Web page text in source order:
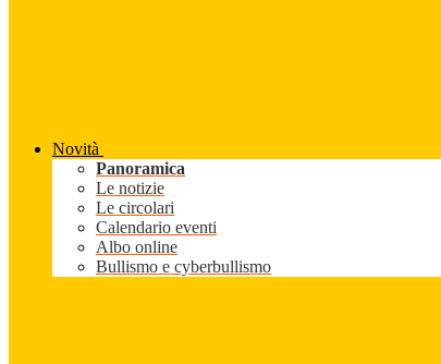
Novità
Panoramica
Le notizie
Le circolari
Calendario eventi
Albo online
Bullismo e cyberbullismo